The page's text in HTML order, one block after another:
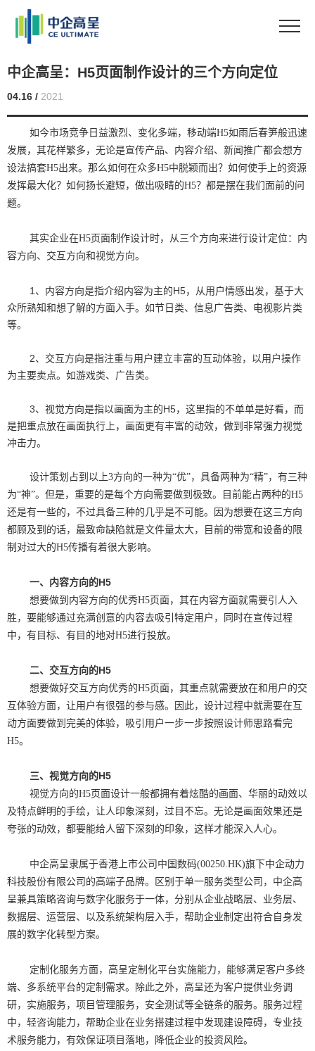
中企高呈：H5页面制作设计的三个方向定位
04.16 / 2021
如今市场竞争日益激烈、变化多端，移动端H5如雨后春笋般迅速
发展，其花样繁多，无论是宣传产品、内容介绍、新闻推广都会想方
设法搞套H5出来。那么如何在众多H5中脱颖而出？如何使手上的资源
发挥最大化？如何扬长避短，做出吸睛的H5？都是摆在我们面前的问
题。
其实企业在H5页面制作设计时，从三个方向来进行设计定位：内
容方向、交互方向和视觉方向。
1、内容方向是指介绍内容为主的H5，从用户情感出发，基于大
众所熟知和想了解的方面入手。如节日类、信息广告类、电视影片类
等。
2、交互方向是指注重与用户建立丰富的互动体验，以用户操作
为主要卖点。如游戏类、广告类。
3、视觉方向是指以画面为主的H5，这里指的不单单是好看，而
是把重点放在画面执行上，画面更有丰富的动效，做到非常强力视觉
冲击力。
设计策划占到以上3方向的一种为“优”，具备两种为“精”，有三种
为“神”。但是，重要的是每个方向需要做到极致。目前能占两种的H5
还是有一些的，不过具备三种的几乎是不可能。因为想要在这三方向
都顾及到的话，最致命缺陷就是文件量太大，目前的带宽和设备的限
制对过大的H5传播有着很大影响。
一、内容方向的H5
想要做到内容方向的优秀H5页面，其在内容方面就需要引人入
胜，要能够通过充满创意的内容去吸引特定用户，同时在宣传过程
中，有目标、有目的地对H5进行投放。
二、交互方向的H5
想要做好交互方向优秀的H5页面，其重点就需要放在和用户的交
互体验方面，让用户有很强的参与感。因此，设计过程中就需要在互
动方面要做到完美的体验，吸引用户一步一步按照设计师思路看完
H5。
三、视觉方向的H5
视觉方向的H5页面设计一般都拥有着炫酷的画面、华丽的动效以
及特点鲜明的手绘，让人印象深刻，过目不忘。无论是画面效果还是
夸张的动效，都要能给人留下深刻的印象，这样才能深入人心。
中企高呈隶属于香港上市公司中国数码(00250.HK)旗下中企动力
科技股份有限公司的高端子品牌。区别于单一服务类型公司，中企高
呈兼具策略咨询与数字化服务于一体，分别从企业战略层、业务层、
数据层、运营层、以及系统架构层入手，帮助企业制定出符合自身发
展的数字化转型方案。
定制化服务方面，高呈定制化平台实施能力，能够满足客户多终
端、多系统平台的定制需求。除此之外，高呈还为客户提供业务调
研，实施服务，项目管理服务，安全测试等全链条的服务。服务过程
中，轻咨询能力，帮助企业在业务搭建过程中发现建设障碍，专业技
术服务能力，有效保证项目落地，降低企业的投资风险。